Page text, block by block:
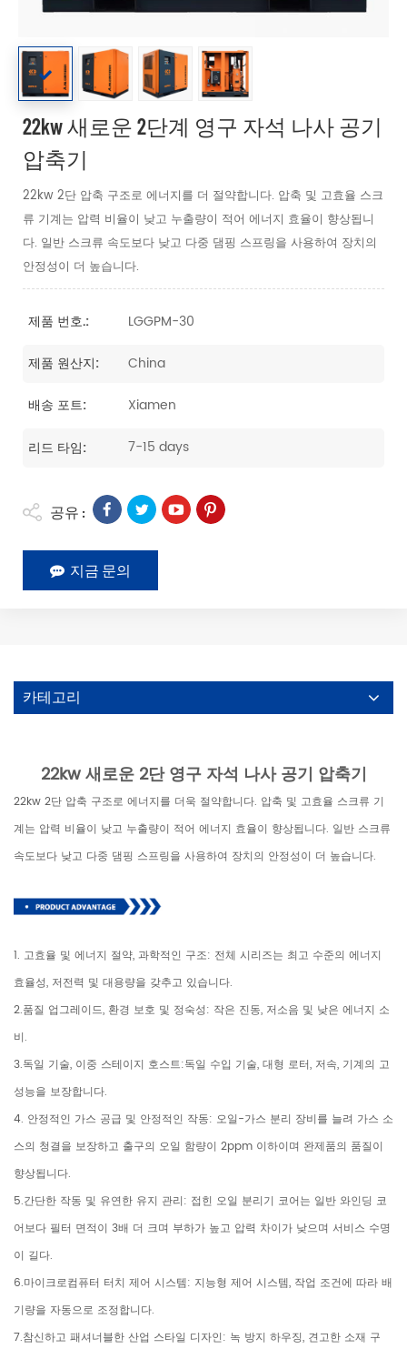
22kw 새로운 2단계 영구 자석 나사 공기
압축기
22kw 2단 압축 구조로 에너지를 더 절약합니다. 압축 및 고효율 스크
류 기계는 압력 비율이 낮고 누출량이 적어 에너지 효율이 향상됩니
다. 일반 스크류 속도보다 낮고 다중 댐핑 스프링을 사용하여 장치의
안정성이 더 높습니다.
제품 번호.: LGGPM-30
제품 원산지: China
배송 포트: Xiamen
리드 타임: 7-15 days
공유 :
지금 문의
카테고리
22kw 새로운 2단 영구 자석 나사 공기 압축기
22kw 2단 압축 구조로 에너지를 더욱 절약합니다. 압축 및 고효율 스크류 기
계는 압력 비율이 낮고 누출량이 적어 에너지 효율이 향상됩니다. 일반 스크류
속도보다 낮고 다중 댐핑 스프링을 사용하여 장치의 안정성이 더 높습니다.
1. 고효율 및 에너지 절약, 과학적인 구조: 전체 시리즈는 최고 수준의 에너지
효율성, 저전력 및 대용량을 갖추고 있습니다.
2.품질 업그레이드, 환경 보호 및 정숙성: 작은 진동, 저소음 및 낮은 에너지 소
비.
3.독일 기술, 이중 스테이지 호스트:독일 수입 기술, 대형 로터, 저속, 기계의 고
성능을 보장합니다.
4. 안정적인 가스 공급 및 안정적인 작동: 오일-가스 분리 장비를 늘려 가스 소
스의 청결을 보장하고 출구의 오일 함량이 2ppm 이하이며 완제품의 품질이
향상됩니다.
5.간단한 작동 및 유연한 유지 관리: 접힌 오일 분리기 코어는 일반 와인딩 코
어보다 필터 면적이 3배 더 크며 부하가 높고 압력 차이가 낮으며 서비스 수명
이 길다.
6.마이크로컴퓨터 터치 제어 시스템: 지능형 제어 시스템, 작업 조건에 따라 배
기량을 자동으로 조정합니다.
7.참신하고 패셔너블한 산업 스타일 디자인: 녹 방지 하우징, 견고한 소재 구